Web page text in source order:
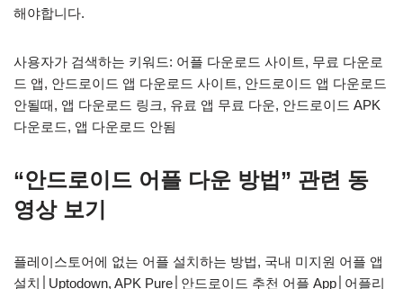
해야합니다.
사용자가 검색하는 키워드: 어플 다운로드 사이트, 무료 다운로
드 앱, 안드로이드 앱 다운로드 사이트, 안드로이드 앱 다운로드
안될때, 앱 다운로드 링크, 유료 앱 무료 다운, 안드로이드 APK
다운로드, 앱 다운로드 안됨
“안드로이드 어플 다운 방법” 관련 동
영상 보기
플레이스토어에 없는 어플 설치하는 방법, 국내 미지원 어플 앱
설치│Uptodown, APK Pure│안드로이드 추천 어플 App│어플리